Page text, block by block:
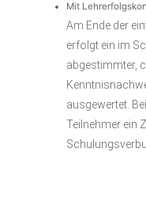
Mit
Am Ende der
erfolgt ein im
abgestimmter,
ausgewertet.
Teilnehmer ein